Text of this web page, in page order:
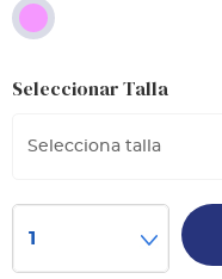
Seleccionar Talla
Selecciona talla
1